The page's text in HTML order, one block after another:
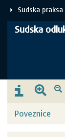
Sudska praksa
Sudska
Poveznice